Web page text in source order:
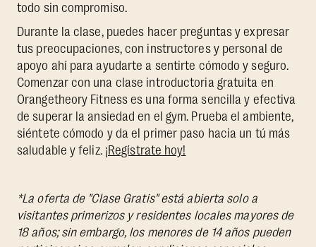
todo sin compromiso.
Durante la clase, puedes hacer preguntas y expresar
tus preocupaciones, con instructores y personal de
apoyo ahí para ayudarte a sentirte cómodo y seguro.
Comenzar con una clase introductoria gratuita en
Orangetheory Fitness es una forma sencilla y efectiva
de superar la ansiedad en el gym. Prueba el ambiente,
siéntete cómodo y da el primer paso hacia un tú más
saludable y feliz. ¡Regístrate hoy!
*La oferta de "Clase Gratis" está abierta solo a
visitantes primerizos y residentes locales mayores de
18 años; sin embargo, los menores de 14 años pueden